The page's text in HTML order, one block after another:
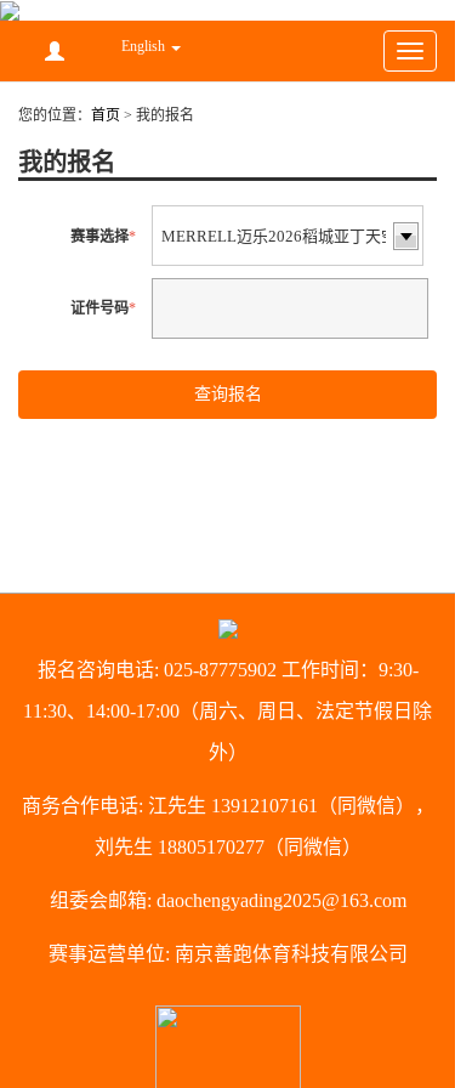
English
Toggle
您的位置： 首页 > 我的报名
我的报名
赛事选择*
证件号码*
报名咨询电话: 025-87775902 工作时间：9:30-
11:30、14:00-17:00（周六、周日、法定节假日除
外）
商务合作电话: 江先生 13912107161（同微信），
刘先生 18805170277（同微信）
组委会邮箱: daochengyading2025@163.com
赛事运营单位: 南京善跑体育科技有限公司